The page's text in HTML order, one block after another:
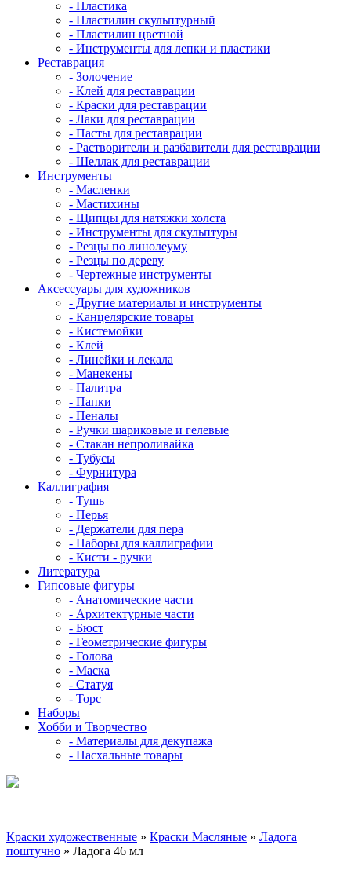
- Пластика
- Пластилин скульптурный
- Пластилин цветной
- Инструменты для лепки и пластики
Реставрация
- Золочение
- Клей для реставрации
- Краски для реставрации
- Лаки для реставрации
- Пасты для реставрации
- Растворители и разбавители для реставрации
- Шеллак для реставрации
Инструменты
- Масленки
- Мастихины
- Щипцы для натяжки холста
- Инструменты для скульптуры
- Резцы по линолеуму
- Резцы по дереву
- Чертежные инструменты
Аксессуары для художников
- Другие материалы и инструменты
- Канцелярские товары
- Кистемойки
- Клей
- Линейки и лекала
- Манекены
- Палитра
- Папки
- Пеналы
- Ручки шариковые и гелевые
- Стакан непроливайка
- Тубусы
- Фурнитура
Каллиграфия
- Тушь
- Перья
- Держатели для пера
- Наборы для каллиграфии
- Кисти - ручки
Литература
Гипсовые фигуры
- Анатомические части
- Архитектурные части
- Бюст
- Геометрические фигуры
- Голова
- Маска
- Статуя
- Торс
Наборы
Хобби и Творчество
- Материалы для декупажа
- Пасхальные товары
Краски художественные » Краски Масляные » Ладога
поштучно » Ладога 46 мл